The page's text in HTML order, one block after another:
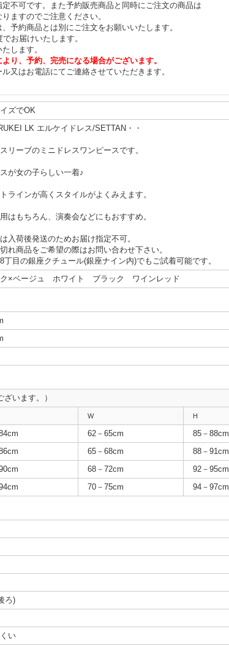
不可です。また予約販売商品と同時にご注文の商品は
ますのでご注意ください。
予約商品とは別にご注文をお願いいたします。
お届けいたします。
します。
り、予約、完売になる場合がございます。
又はお電話にてご連絡させていただきます。
ズでOK
LK エルケイドレス/SETTAN・・
リーブのミニドレスワンピースです。
が女の子らしい一着♪
ラインが高くスタイルがよくみえます。
はもちろん、演奏会などにもおすすめ。
入荷後発送のためお届け指定不可。
れ商品をご希望の際はお問い合わせ下さい。
目の銀座クチュール(銀座ナイン内)でもご試着可能です。
ク×ベージュ ホワイト ブラック ワインレッド
います。）
W H
62－65cm 85－88cm
65－68cm 88－91cm
68－72cm 92－95cm
70－75cm 94－97cm
ろ)
い